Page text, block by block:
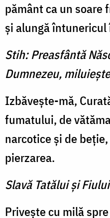
pământ ca un soare
și alungă
Stih: Preasfântă
Dumnezeu,
Izbăvește-mă,
fumatului, de
narcotice și de
pierzarea.
Slavă Tatălui şi
Privește cu milă